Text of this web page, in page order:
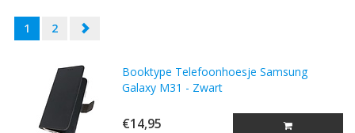
1 2
Booktype Telefoonhoesje Samsung
Galaxy M31 - Zwart
€14,95